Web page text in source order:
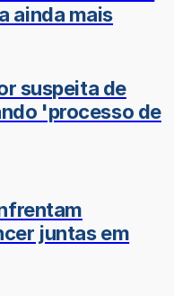
ainda mais
suspeita de
'processo de
juntas em